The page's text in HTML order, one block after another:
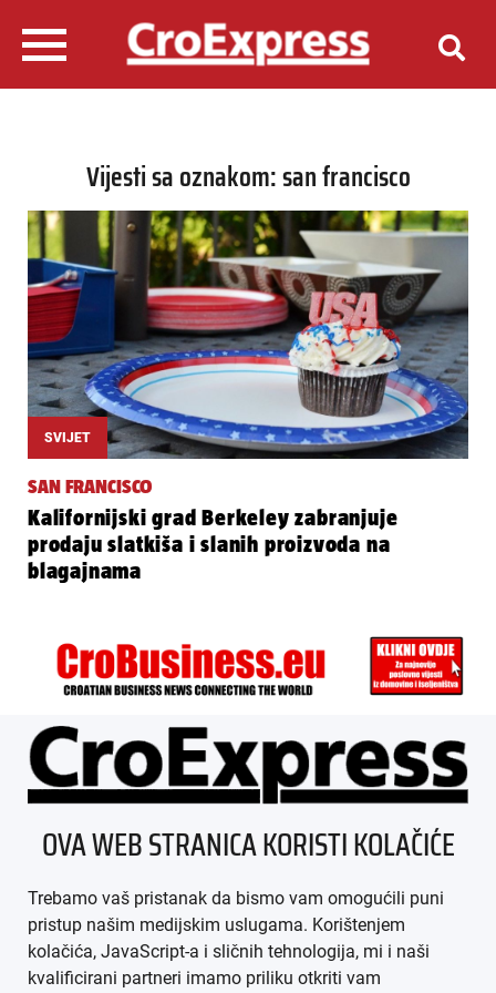
Vijesti sa oznakom: san francisco
SVIJET
SAN FRANCISCO
Kalifornijski grad Berkeley zabranjuje
prodaju slatkiša i slanih proizvoda na
blagajnama
ÜBER UNS
IMPRESSUM
AGB
DATENSCHUTZ
OVA WEB STRANICA KORISTI KOLAČIĆE
Trebamo vaš pristanak da bismo vam omogućili puni
pristup našim medijskim uslugama. Korištenjem
kolačića, JavaScript-a i sličnih tehnologija, mi i naši
kvalificirani partneri imamo priliku otkriti vam